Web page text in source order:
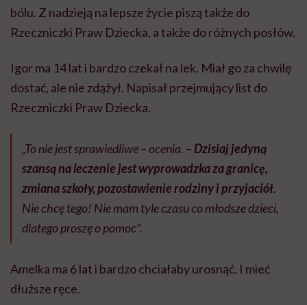
bólu. Z nadzieją na lepsze życie piszą także do
Rzeczniczki Praw Dziecka, a także do różnych posłów.
Igor ma 14 lat i bardzo czekał na lek. Miał go za chwilę
dostać, ale nie zdążył. Napisał przejmujący list do
Rzeczniczki Praw Dziecka.
„To nie jest sprawiedliwe – ocenia. – Dzisiaj jedyną
szansą na leczenie jest wyprowadzka za granicę,
zmiana szkoły, pozostawienie rodziny i przyjaciół.
Nie chcę tego! Nie mam tyle czasu co młodsze dzieci,
dlatego proszę o pomoc”.
Amelka ma 6 lat i bardzo chciałaby urosnąć. I mieć
dłuższe ręce.